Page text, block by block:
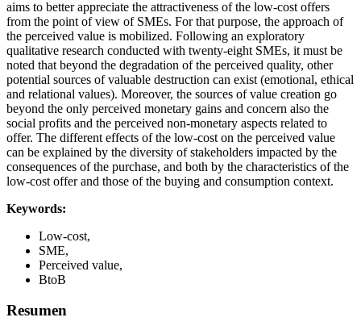
aims to better appreciate the attractiveness of the low-cost offers
from the point of view of SMEs. For that purpose, the approach of
the perceived value is mobilized. Following an exploratory
qualitative research conducted with twenty-eight SMEs, it must be
noted that beyond the degradation of the perceived quality, other
potential sources of valuable destruction can exist (emotional, ethical
and relational values). Moreover, the sources of value creation go
beyond the only perceived monetary gains and concern also the
social profits and the perceived non-monetary aspects related to
offer. The different effects of the low-cost on the perceived value
can be explained by the diversity of stakeholders impacted by the
consequences of the purchase, and both by the characteristics of the
low-cost offer and those of the buying and consumption context.
Keywords:
Low-cost,
SME,
Perceived value,
BtoB
Resumen